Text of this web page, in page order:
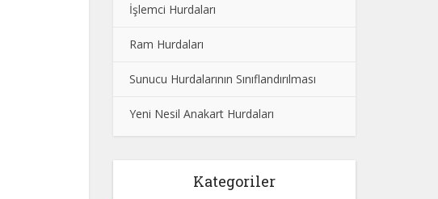
İşlemci Hurdaları
Ram Hurdaları
Sunucu Hurdalarının Sınıflandırılması
Yeni Nesil Anakart Hurdaları
Kategoriler